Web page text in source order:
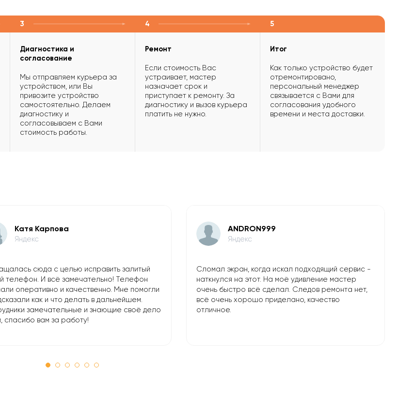
3
Диагностика и
согласование
Мы отправляем курьера за
устройством, или Вы
привозите устройство
самостоятельно. Делаем
диагностику и
согласовываем с Вами
стоимость работы.
4
Ремонт
Если стоимость Вас
устраивает, мастер
назначает срок и
приступает к ремонту. За
диагностику и вызов курьера
платить не нужно.
5
Итог
Как только устройство будет
отремонтировано,
персональный менеджер
связывается с Вами для
согласования удобного
времени и места доставки.
Катя Карпова
Яндекс
сюда с целью исправить залитый
телефон. И всё замечательно! Телефон
оперативно и качественно. Мне помогли
как и что делать в дальнейшем.
замечательные и знающие своё дело
спасибо вам за работу!
ANDRON999
Яндекс
Сломал экран, когда искал подходящий сервис -
наткнулся на этот. На моё удивление мастер
очень быстро всё сделал. Следов ремонта нет,
всё очень хорошо приделано, качество
отличное.